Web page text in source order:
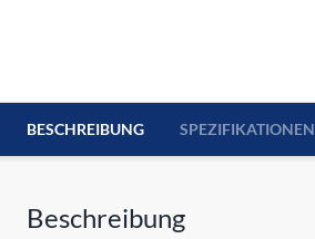
BESCHREIBUNG SPEZIFIKATIONEN
Beschreibung